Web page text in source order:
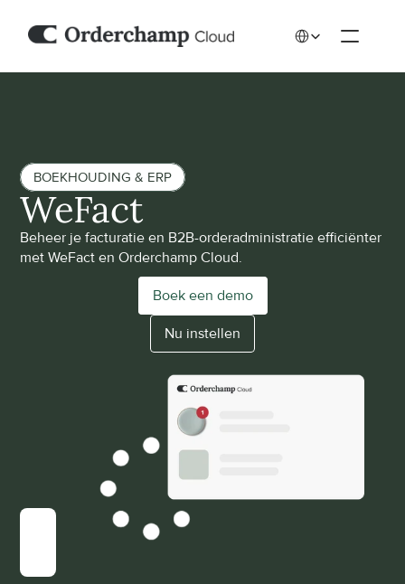
BOEKHOUDING & ERP
WeFact
Beheer je facturatie en B2B-orderadministratie efficiënter
met WeFact en Orderchamp Cloud.
Boek een demo
Nu instellen